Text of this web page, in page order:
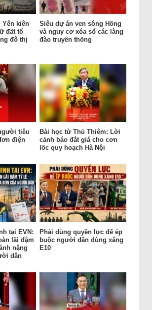
Yên kiên
đất tổ
đô thị
Siêu dự án ven sông Hồng
và nguy cơ xóa sổ các làng
đào truyền thống
tiêu
điện
Bài học từ Thủ Thiêm: Lời
cảnh báo đắt giá cho cơn
lốc quy hoạch Hà Nội
tại EVN:
lãi đậm
nặng
dân
Phải dùng quyền lực để ép
buộc người dân dùng xăng
E10